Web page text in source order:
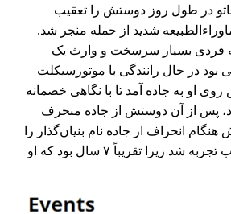
ناتو در طول روز دوستش را تعقیب
شدید از حمله منجر شد.
فردی بسیار سرسخت و وارث یک
در حال رانندگی با موتورسیکلت
او به جاده آمد تا با نگاهی خصمانه
پس از آن دوستش از جاده منحرف
انحراف از جاده نام بنیان‌گذار را
صدا زد که آن هم عجیب تجربه شد زیرا تقریباً ۷ سال بود که او